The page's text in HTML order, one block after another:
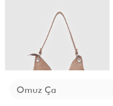
G** S**
12 Kasım 2025
çook beğendim tam istediğim gibi